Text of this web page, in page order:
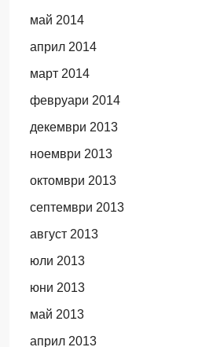
май 2014
април 2014
март 2014
февруари 2014
декември 2013
ноември 2013
октомври 2013
септември 2013
август 2013
юли 2013
юни 2013
май 2013
април 2013